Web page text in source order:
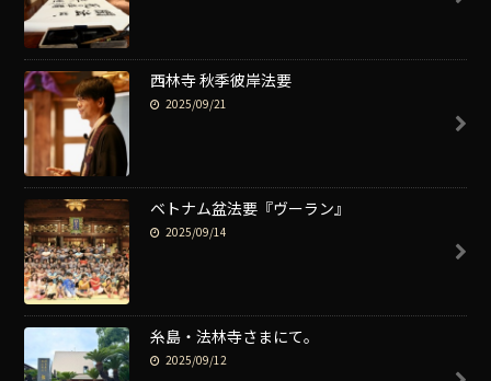
西林寺 秋季彼岸法要
2025/09/21
ベトナム盆法要『ヴーラン』
2025/09/14
糸島・法林寺さまにて。
2025/09/12